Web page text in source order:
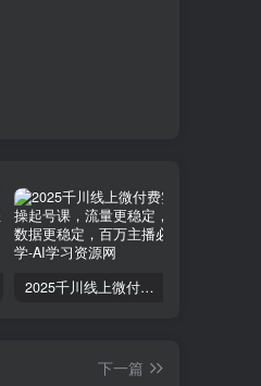
2025千川线上微付费实操起号课，流量更稳定，数据更稳定，百万主播必学
下一篇